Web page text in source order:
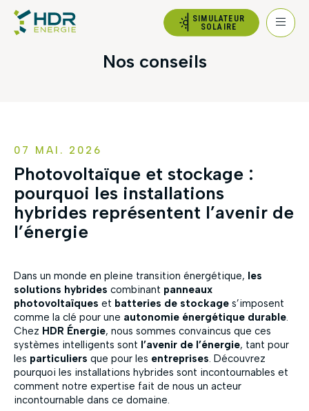
SIMULATEUR
SOLAIRE
Nos conseils
07 MAI. 2026
Photovoltaïque et stockage :
pourquoi les installations
hybrides représentent l’avenir de
l’énergie
Dans un monde en pleine transition énergétique, les
solutions hybrides combinant panneaux
photovoltaïques et batteries de stockage s’imposent
comme la clé pour une autonomie énergétique durable.
Chez HDR Énergie, nous sommes convaincus que ces
systèmes intelligents sont l’avenir de l’énergie, tant pour
les particuliers que pour les entreprises. Découvrez
pourquoi les installations hybrides sont incontournables et
comment notre expertise fait de nous un acteur
incontournable dans ce domaine.